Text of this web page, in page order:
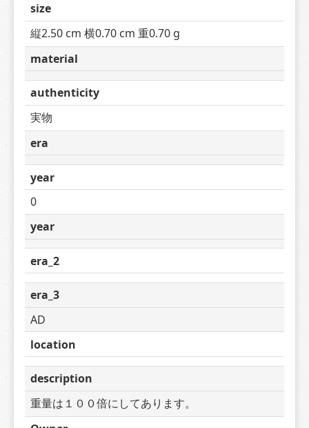
size
縦2.50 cm 横0.70 cm 重0.70 g
material
authenticity
実物
era
year
0
year
era_2
era_3
AD
location
description
重量は１００倍にしてあります。